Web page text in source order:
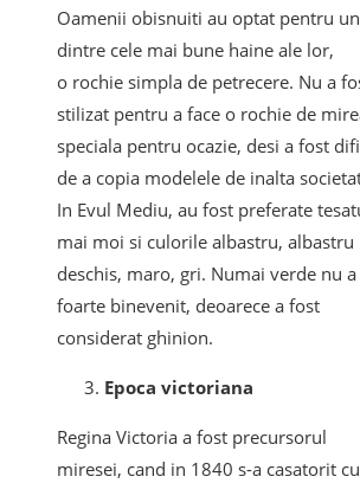
Oamenii obisnuiti au optat pentru
dintre cele mai bune haine ale lor,
o rochie simpla de petrecere. Nu a
stilizat pentru a face o rochie de
speciala pentru ocazie, desi a fost
de a copia modelele de inalta
In Evul Mediu, au fost preferate
mai moi si culorile albastru, albastru
deschis, maro, gri. Numai verde nu
foarte binevenit, deoarece a fost
considerat ghinion.
Epoca victoriana
Regina Victoria a fost precursorul
miresei, cand in 1840 s-a casatorit cu